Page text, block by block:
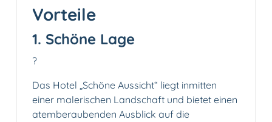
Vorteile
1. Schöne Lage
?️
Das Hotel „Schöne Aussicht“ liegt inmitten
einer malerischen Landschaft und bietet einen
atemberaubenden Ausblick auf die